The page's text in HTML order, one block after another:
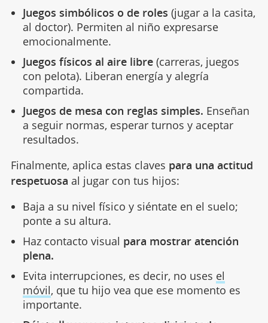
Juegos simbólicos o de roles (jugar a la casita,
al doctor). Permiten al niño expresarse
emocionalmente.
Juegos físicos al aire libre(carreras, juegos
con pelota). Liberan energía y alegría
compartida.
Juegos de mesa con reglas simples. Enseñan
a seguir normas, esperar turnos y aceptar
resultados.
Finalmente, aplica estas claves para una actitud
respetuosa al jugar con tus hijos:
Baja a su nivel físico y siéntate en el suelo;
ponte a su altura.
Haz contacto visual para mostrar atención
plena.
Evita interrupciones, es decir, no uses el
móvil, que tu hijo vea que ese momento es
importante.